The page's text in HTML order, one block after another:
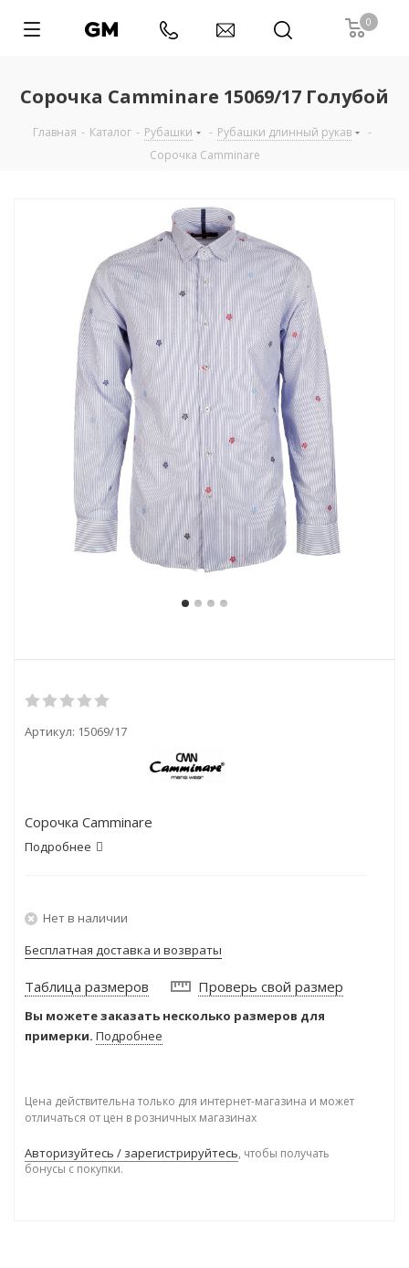
0
Сорочка Camminare 15069/17 Голубой
Главная - Каталог - Рубашки - Рубашки длинный рукав
-
Сорочка Camminare
Артикул: 15069/17
Сорочка Camminare
Подробнее
Нет в наличии
Бесплатная доставка и возвраты
Таблица размеров Проверь свой размер
Вы можете заказать несколько размеров для
примерки. Подробнее
Цена действительна только для интернет-магазина и может
отличаться от цен в розничных магазинах
Авторизуйтесь / зарегистрируйтесь, чтобы получать
бонусы с покупки.